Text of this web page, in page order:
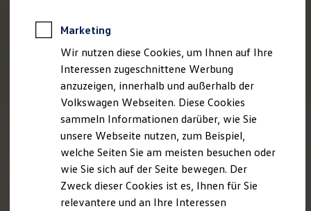
Marketing
Wir nutzen diese Cookies, um Ihnen auf Ihre
Interessen zugeschnittene Werbung
anzuzeigen, innerhalb und außerhalb der
Volkswagen Webseiten. Diese Cookies
sammeln Informationen darüber, wie Sie
unsere Webseite nutzen, zum Beispiel,
welche Seiten Sie am meisten besuchen oder
wie Sie sich auf der Seite bewegen. Der
Zweck dieser Cookies ist es, Ihnen für Sie
relevantere und an Ihre Interessen